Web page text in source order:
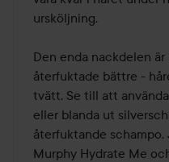
ursköljning.
Den enda nackdelen
återfuktade bättre -
tvätt. Se till att
eller blanda ut
återfuktande schampo.
Murphy Hydrate Me